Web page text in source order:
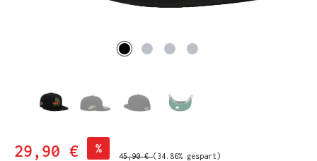
29,90 € %
45,90 €(34.86% gespart)